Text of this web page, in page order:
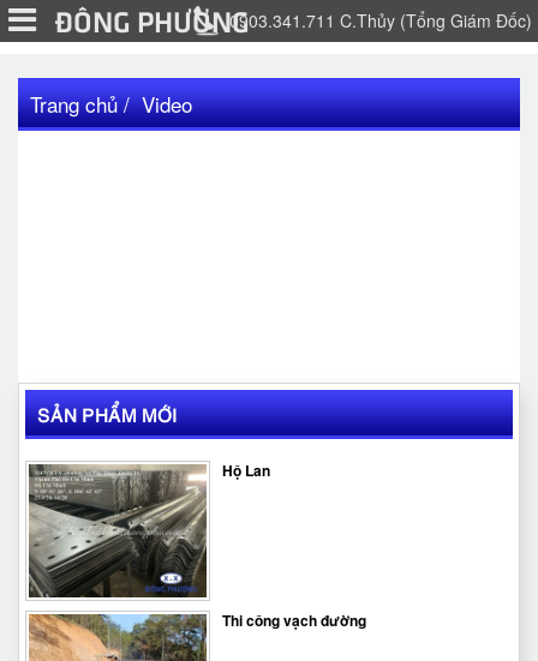
Trang chủ Video
SẢN PHẨM MỚI
Hộ Lan
Thi công vạch đường
0903.341.711 C.Thủy (Tổng Giám Đốc)
ĐÔNG PHƯƠNG